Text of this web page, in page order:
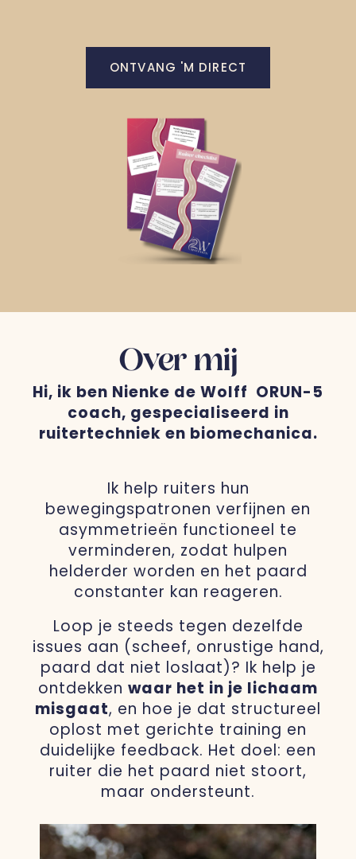
ONTVANG 'M DIRECT
Over mij
Hi, ik ben Nienke de Wolff ORUN-5
coach, gespecialiseerd in
ruitertechniek en biomechanica.
Ik help ruiters hun
bewegingspatronen verfijnen en
asymmetrieën functioneel te
verminderen, zodat hulpen
helderder worden en het paard
constanter kan reageren.
Loop je steeds tegen dezelfde
issues aan (scheef, onrustige hand,
paard dat niet loslaat)? Ik help je
ontdekken waar het in je lichaam
misgaat, en hoe je dat structureel
oplost met gerichte training en
duidelijke feedback. Het doel: een
ruiter die het paard niet stoort,
maar ondersteunt.